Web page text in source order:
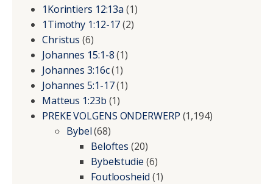
1Korintiers 12:13a (1)
1Timothy 1:12-17(2)
Christus (6)
Johannes 15:1-8(1)
Johannes 3:16c(1)
Johannes 5:1-17(1)
Matteus 1:23b (1)
PREKE VOLGENS ONDERWERP (1,194)
Bybel(68)
Beloftes (20)
Bybelstudie (6)
Foutloosheid (1)